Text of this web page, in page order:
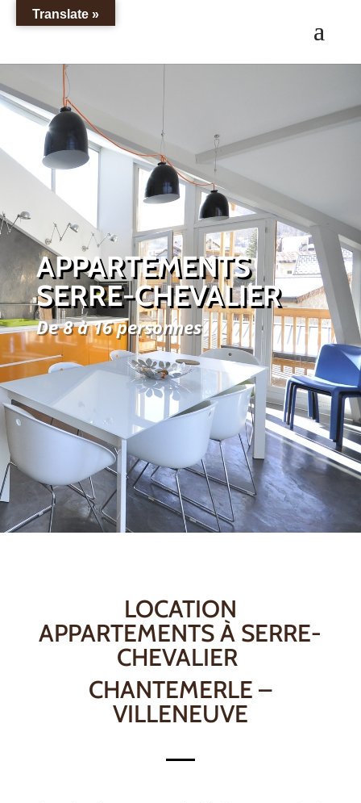
APPARTEMENTS
SERRE-CHEVALIER
De 8 à 16 personnes
LOCATION
APPARTEMENTS À SERRE-
CHEVALIER
CHANTEMERLE –
VILLENEUVE
Translate »